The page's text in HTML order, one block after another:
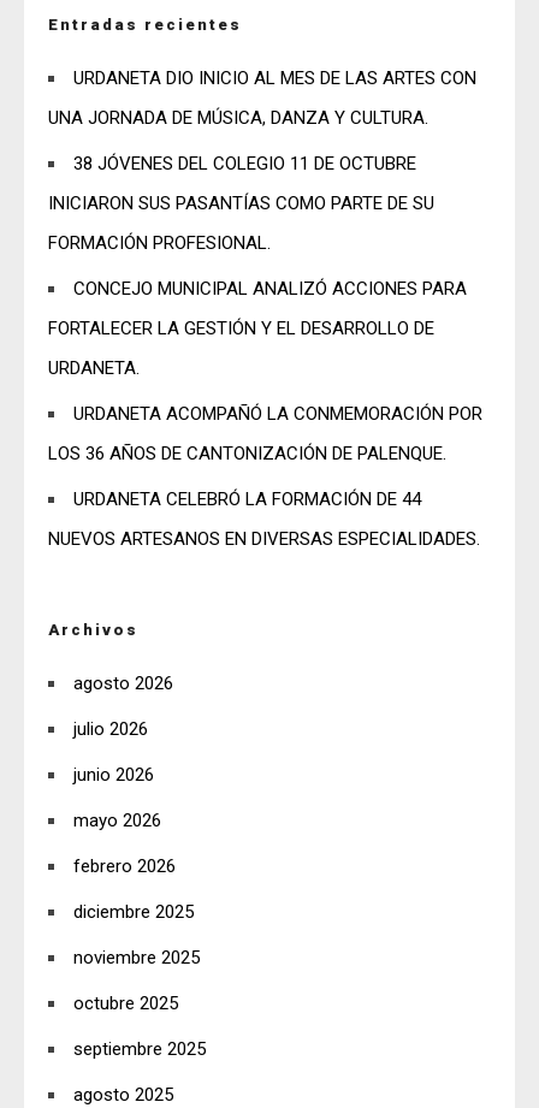
Entradas recientes
URDANETA DIO INICIO AL MES DE LAS ARTES CON
UNA JORNADA DE MÚSICA, DANZA Y CULTURA.
38 JÓVENES DEL COLEGIO 11 DE OCTUBRE
INICIARON SUS PASANTÍAS COMO PARTE DE SU
FORMACIÓN PROFESIONAL.
CONCEJO MUNICIPAL ANALIZÓ ACCIONES PARA
FORTALECER LA GESTIÓN Y EL DESARROLLO DE
URDANETA.
URDANETA ACOMPAÑÓ LA CONMEMORACIÓN POR
LOS 36 AÑOS DE CANTONIZACIÓN DE PALENQUE.
URDANETA CELEBRÓ LA FORMACIÓN DE 44
NUEVOS ARTESANOS EN DIVERSAS ESPECIALIDADES.
Archivos
agosto 2026
julio 2026
junio 2026
mayo 2026
febrero 2026
diciembre 2025
noviembre 2025
octubre 2025
septiembre 2025
agosto 2025